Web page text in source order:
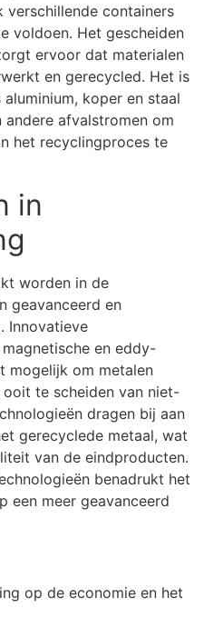
verschillende containers
voldoen. Het gescheiden
ervoor dat materialen
en gerecycled. Het is
koper en staal
afvalstromen om
het recyclingproces te
in
worden in de
geavanceerd en
Innovatieve
en eddy-
mogelijk om metalen
te scheiden van niet-
dragen bij aan
gerecyclede metaal, wat
van de eindproducten.
benadrukt het
een meer geavanceerd
op de economie en het